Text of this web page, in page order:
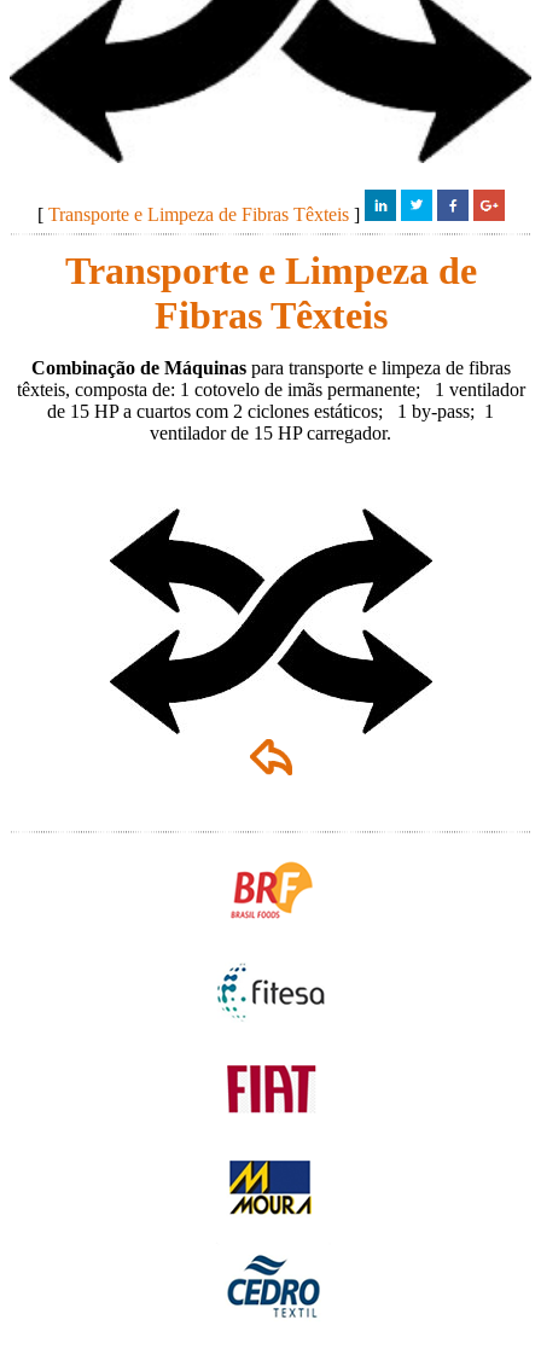
[ Transporte e Limpeza de Fibras Têxteis]
Transporte e Limpeza de
Fibras Têxteis
Combinação de Máquinaspara transporte e limpeza de fibras
têxteis, composta de: 1 cotovelo de imãs permanente; 1 ventilador
de 15 HP a cuartos com 2 ciclones estáticos; 1 by-pass; 1
ventilador de 15 HP carregador.